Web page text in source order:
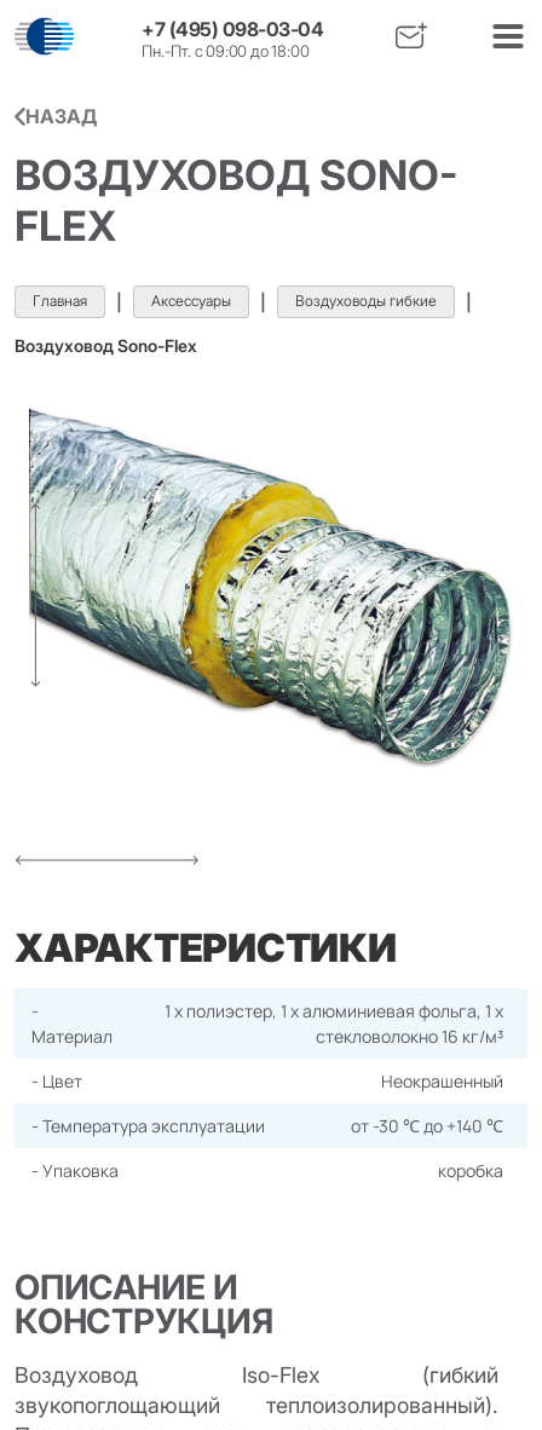
+7 (495) 098-03-04
Пн.-Пт. с 09:00 до 18:00
НАЗАД
ВОЗДУХОВОД SONO-
FLEX
Главная Аксессуары Воздуховоды гибкие
Воздуховод Sono-Flex
ХАРАКТЕРИСТИКИ
-
Материал
1 x полиэстер, 1 х алюминиевая фольга, 1 х
стекловолокно 16 кг/м³
- Цвет
Неокрашенный
- Температура эксплуатации
от -30 ℃ до +140 ℃
- Упаковка
коробка
ОПИСАНИЕ И
КОНСТРУКЦИЯ
Воздуховод Iso-Flex (гибкий
звукопоглощающий теплоизолированный).